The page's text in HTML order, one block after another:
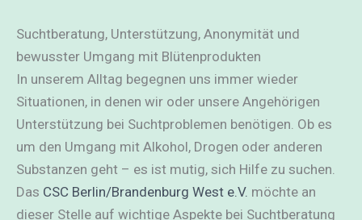
Suchtberatung, Unterstützung, Anonymität und
bewusster Umgang mit Blütenprodukten
In unserem Alltag begegnen uns immer wieder
Situationen, in denen wir oder unsere Angehörigen
Unterstützung bei Suchtproblemen benötigen. Ob es
um den Umgang mit Alkohol, Drogen oder anderen
Substanzen geht – es ist mutig, sich Hilfe zu suchen.
Das CSC Berlin/Brandenburg West e.V. möchte an
dieser Stelle auf wichtige Aspekte bei Suchtberatung